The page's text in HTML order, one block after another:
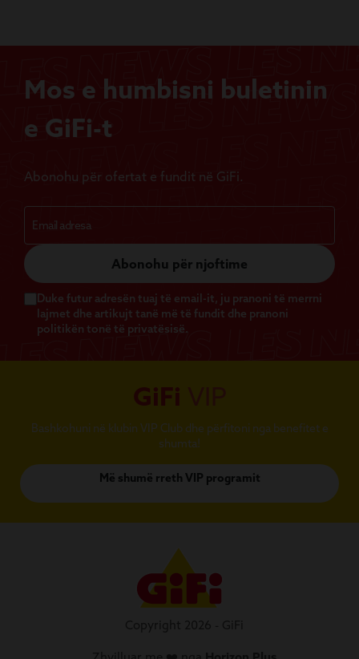
Mos e humbisni buletinin
e GiFi-t
Abonohu për ofertat e fundit në GiFi.
Abonohu për njoftime
Duke futur adresën tuaj të email-it, ju pranoni të merrni
lajmet dhe artikujt tanë më të fundit dhe pranoni
politikën tonë të privatësisë.
GiFi
Bashkohuni në klubin VIP Club dhe përfitoni nga benefitet e
shumta!
Më shumë rreth VIP programit